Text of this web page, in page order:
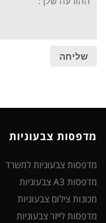
שליחה
מדפסות צבעוניות
מדפסות צבעוניות למשרד
מדפסות A3 צבעוניות
מכונות צילום צבעוניות
מדפסות לייזר צבעוניות